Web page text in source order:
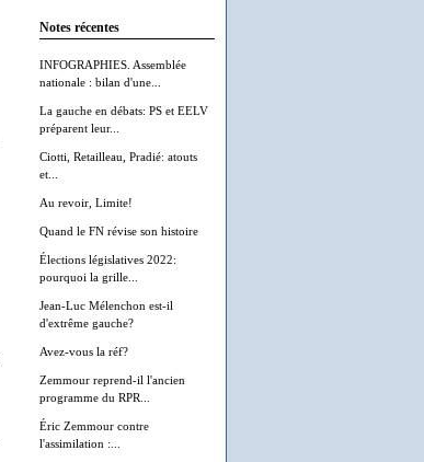
Notes récentes
INFOGRAPHIES. Assemblée
nationale : bilan d'une...
La gauche en débats: PS et EELV
préparent leur...
Ciotti, Retailleau, Pradié: atouts
et...
Au revoir, Limite!
Quand le FN révise son histoire
Élections législatives 2022:
pourquoi la grille...
Jean-Luc Mélenchon est-il
d'extrême gauche?
Avez-vous la réf?
Zemmour reprend-il l'ancien
programme du RPR...
Éric Zemmour contre
l'assimilation :...